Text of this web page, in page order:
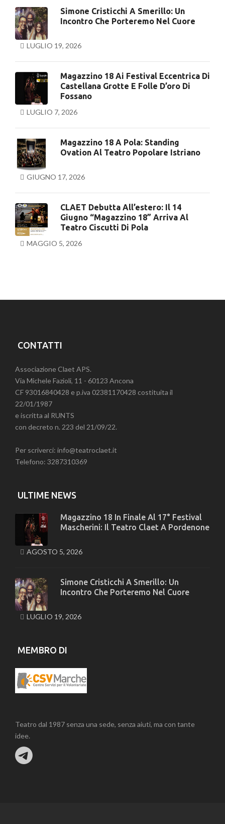
Simone Cristicchi A Smerillo: Un
Incontro Che Porteremo Nel Cuore
LUGLIO 19, 2026
Magazzino 18 Ai Festival Eccentrica Di
Castellana Grotte E Folle D’oro Di
Fossano
LUGLIO 7, 2026
Magazzino 18 A Pola: Standing
Ovation Al Teatro Popolare Istriano
GIUGNO 17, 2026
CLAET Debutta All’estero: Il 14
Giugno “Magazzino 18” Arriva Al
Teatro Ciscutti Di Pola
MAGGIO 5, 2026
CONTATTI
Associazione Claet APS.
Via Michele Fazioli, 11 - 60123 Ancona
CF 93016840428 e p.iva 02381170428 costituita il
22/01/1987
e iscritta al RUNTS
con decreto n. 223 del 21/09/22.
Per scriverci: info@teatroclaet.it
Telefono: 3287310369
ULTIME NEWS
Magazzino 18 In Finale Al 17° Festival
Mascherini: Il Teatro Claet A Pordenone
AGOSTO 5, 2026
Simone Cristicchi A Smerillo: Un
Incontro Che Porteremo Nel Cuore
LUGLIO 19, 2026
MEMBRO DI
Teatro dal 1987 senza una sede, senza aiuti, ma con tante
idee.